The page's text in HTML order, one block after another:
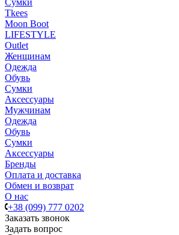
Сумки
Tkees
Moon Boot
LIFESTYLE
Outlet
Женщинам
Одежда
Обувь
Сумки
Аксессуары
Мужчинам
Одежда
Обувь
Сумки
Аксессуары
Бренды
Оплата и доставка
Обмен и возврат
О нас
+38 (099) 777 0202
Заказать звонок
Задать вопрос